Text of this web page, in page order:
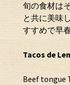
旬の食材は
と共に美味
すすめで早
Tacos de
Beef tongue